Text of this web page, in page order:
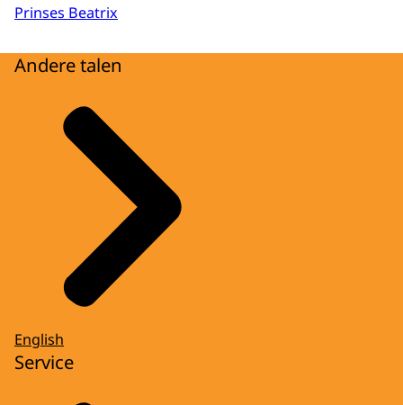
Prinses Beatrix
Andere talen
English
Service